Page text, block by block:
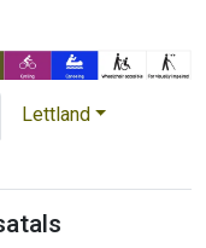
Lettland